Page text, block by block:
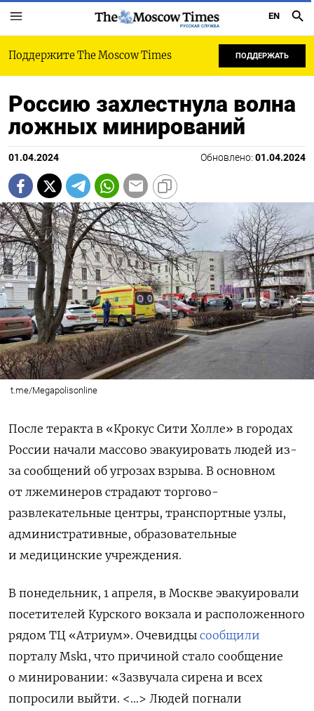
РУССКАЯ СЛУЖБА
EN
Поддержите The Moscow Times ПОДДЕРЖАТЬ
Россию захлестнула волна
ложных минирований
01.04.2024 Обновлено: 01.04.2024
t.me/Megapolisonline
После теракта в «Крокус Сити Холле» в городах
России начали массово эвакуировать людей из-
за сообщений об угрозах взрыва. В основном
от лжеминеров страдают торгово-
развлекательные центры, транспортные узлы,
административные, образовательные
и медицинские учреждения.
В понедельник, 1 апреля, в Москве эвакуировали
посетителей Курского вокзала и расположенного
рядом ТЦ «Атриум». Очевидцы сообщили
порталу Msk1, что причиной стало сообщение
о минировании: «Зазвучала сирена и всех
попросили выйти. <…> Людей погнали